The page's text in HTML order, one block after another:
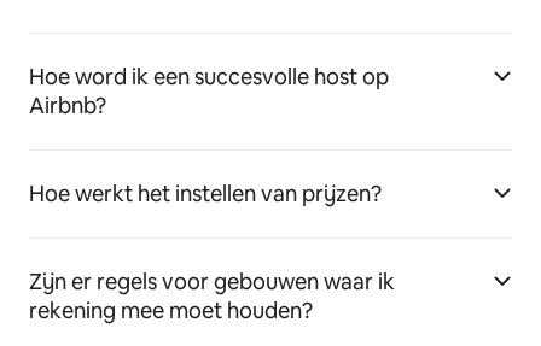
Hoe word ik een succesvolle host op
Airbnb?
Hoe werkt het instellen van prijzen?
Zijn er regels voor gebouwen waar ik
rekening mee moet houden?